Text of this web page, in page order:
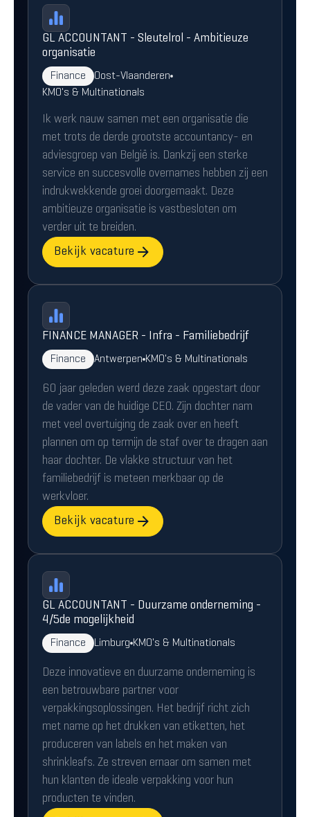
GL ACCOUNTANT - Sleutelrol - Ambitieuze
organisatie
Finance
Oost-Vlaanderen
KMO's & Multinationals
Ik werk nauw samen met een organisatie die
met trots de derde grootste accountancy- en
adviesgroep van België is. Dankzij een sterke
service en succesvolle overnames hebben zij een
indrukwekkende groei doorgemaakt. Deze
ambitieuze organisatie is vastbesloten om
verder uit te breiden.
Bekijk vacature
FINANCE MANAGER - Infra - Familiebedrijf
Finance Antwerpen KMO's & Multinationals
60 jaar geleden werd deze zaak opgestart door
de vader van de huidige CEO. Zijn dochter nam
met veel overtuiging de zaak over en heeft
plannen om op termijn de staf over te dragen aan
haar dochter. De vlakke structuur van het
familiebedrijf is meteen merkbaar op de
werkvloer.
Bekijk vacature
GL ACCOUNTANT - Duurzame onderneming -
4/5de mogelijkheid
Finance Limburg KMO's & Multinationals
Deze innovatieve en duurzame onderneming is
een betrouwbare partner voor
verpakkingsoplossingen. Het bedrijf richt zich
met name op het drukken van etiketten, het
produceren van labels en het maken van
shrinkleafs. Ze streven ernaar om samen met
hun klanten de ideale verpakking voor hun
producten te vinden.